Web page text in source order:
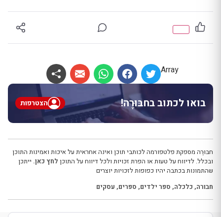
Array
בואו לכתוב בחבּוּרֶה! הצטרפות
חבּוּרֶה מספקת פלטפורמה לכותבי תוכן ואינה אחראית על איכות ואמינות התוכן
ובכלל. לדיווח על טעות או הפרת זכויות ולכל דיווח על התוכן לחץ כאן. ייתכן
שהתמונות בכתבה יהיו כפופות לזכויות יוצרים
חבורה, כלכלה, ספר ילדים, ספרים, עסקים